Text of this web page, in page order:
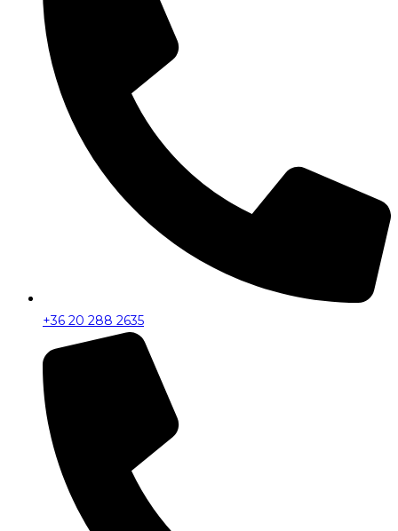
+36 20 288 2635